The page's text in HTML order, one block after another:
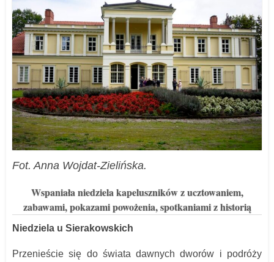
Fot. Anna Wojdat-Zielińska.
Wspaniała niedziela kapeluszników z ucztowaniem,
zabawami, pokazami powożenia, spotkaniami z historią
Niedziela u Sierakowskich
Przenieście się do świata dawnych dworów i podróży